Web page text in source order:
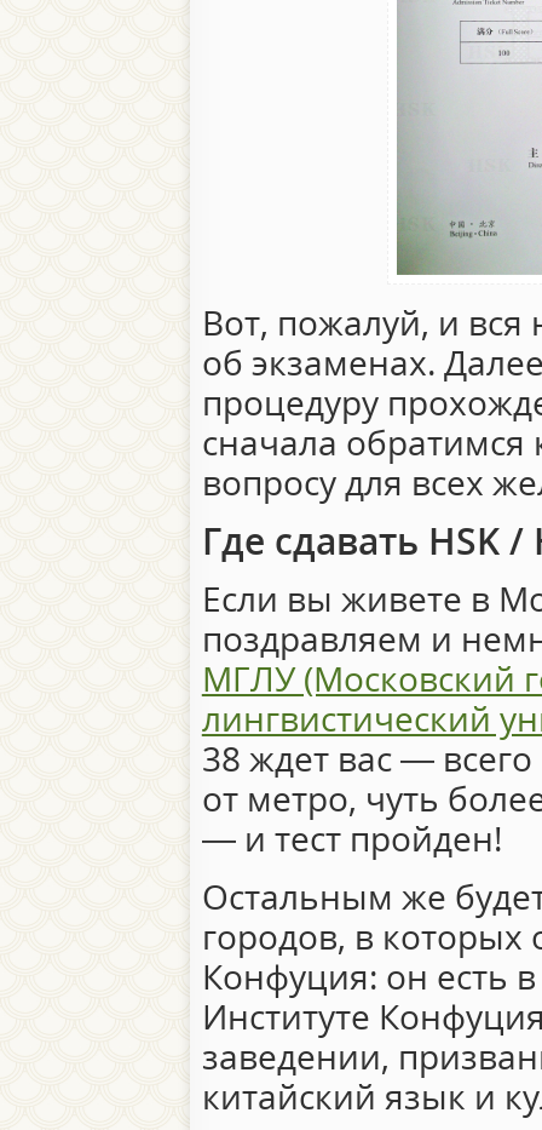
Вот, пожалуй, и
об экзаменах.
процедуру
сначала
вопросу для всех
Где сдавать HSK /
Если вы живете в
поздравляем и
МГЛУ (Московский
лингвистический
38 ждет вас —
от метро, чуть
— и тест пройден!
Остальным же
городов, в которых
Конфуция: он есть
Институте
заведении,
китайский язык и